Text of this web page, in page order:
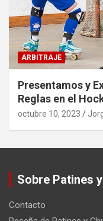
ARBITRAJE
Presentamos y
Reglas en el
octubre 10, 2023
Sobre Patines
Contacto